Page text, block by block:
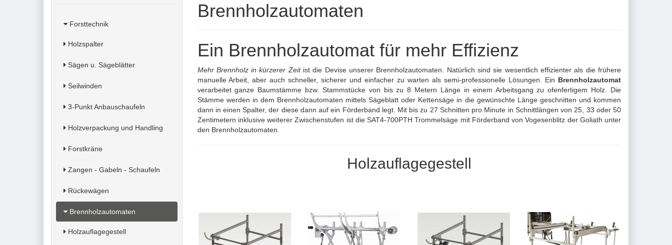
Forsttechnik
Holzspalter
Sägen u. Sägeblätter
Seilwinden
3-Punkt Anbauschaufeln
Holzverpackung und Handling
Forstkräne
Zangen - Gabeln - Schaufeln
Rückewägen
Brennholzautomaten
Holzauflagegestell
Brennholzautomaten
Ein Brennholzautomat für mehr Effizienz
Mehr Brennholz in kürzerer Zeitist die Devise unserer Brennholzautomaten. Natürlich sind sie wesentlich effizienter als die frühere
manuelle Arbeit, aber auch schneller, sicherer und einfacher zu warten als semi-professionelle Lösungen. Ein Brennholzautomat
verarbeitet ganze Baumstämme bzw. Stammstücke von bis zu 8 Metern Länge in einem Arbeitsgang zu ofenfertigem Holz. Die
Stämme werden in dem Brennholzautomaten mittels Sägeblatt oder Kettensäge in die gewünschte Länge geschnitten und kommen
dann in einenSpalter, der diese dann auf ein Förderband legt. Mit bis zu 27 Schnitten pro Minute in Schnittlängen von 25, 33 oder 50
Zentimetern inklusive weiterer Zwischenstufen ist die SAT4-700PTH Trommelsäge mit Förderband von Vogesenblitz der Goliath unter
den Brennholzautomaten.
Holzauflagegestell